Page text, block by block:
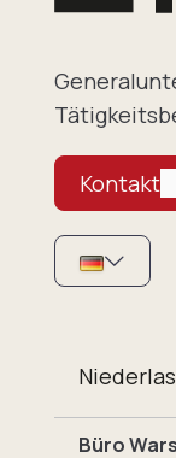
Kontakt
Büro